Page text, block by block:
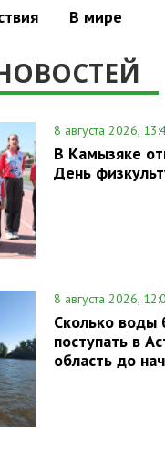
В мире
8 августа 2026,
В Камызяке
День
8 августа 2026,
Сколько воды
поступать в
область до